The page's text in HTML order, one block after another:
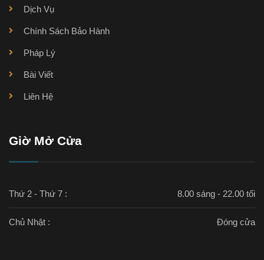
Dịch Vụ
Chính Sách Bảo Hành
Pháp Lý
Bài Viết
Liên Hệ
Giờ Mở Cửa
Thứ 2 - Thứ 7 : 8.00 sáng - 22.00 tối
Chủ Nhật : Đóng cửa